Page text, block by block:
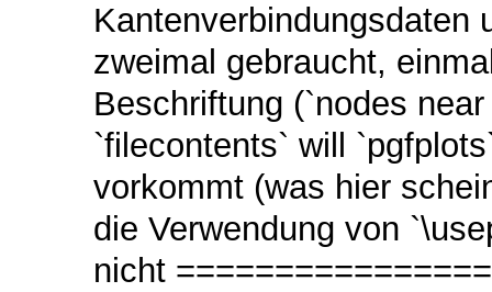
Kantenverbindungsdaten
zweimal gebraucht,
Beschriftung (`nodes
`filecontents` will
vorkommt (was hier
die Verwendung von
nicht